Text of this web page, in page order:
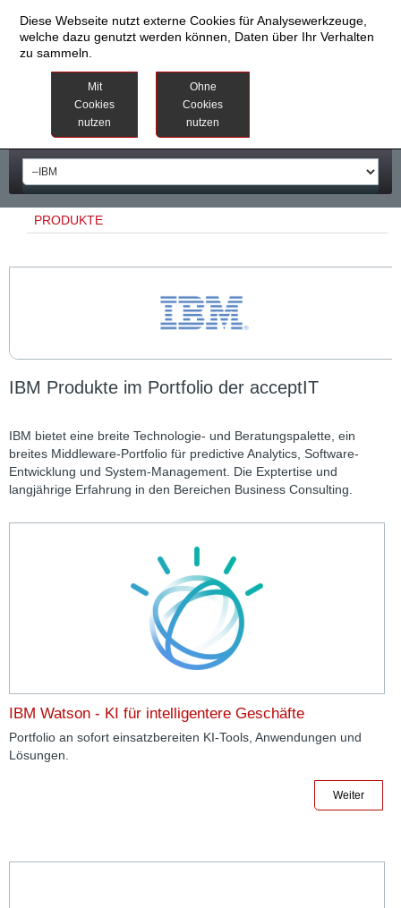
PRODUKTE
IBM Produkte im Portfolio der acceptIT
IBM bietet eine breite Technologie- und Beratungspalette, ein
breites Middleware-Portfolio für predictive Analytics, Software-
Entwicklung und System-Management. Die Exptertise und
langjährige Erfahrung in den Bereichen Business Consulting.
IBM Watson - KI für intelligentere Geschäfte
Portfolio an sofort einsatzbereiten KI-Tools, Anwendungen und
Lösungen.
Weiter
Diese Webseite nutzt externe Cookies für Analysewerkzeuge,
welche dazu genutzt werden können, Daten über Ihr Verhalten
zu sammeln.
Mit
Cookies
nutzen
Ohne
Cookies
nutzen